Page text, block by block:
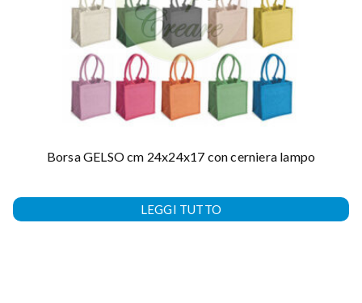
Borsa GELSO cm 24x24x17 con cerniera lampo
LEGGI TUTTO